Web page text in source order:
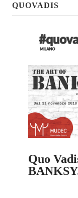
QUOVADIS
Quo